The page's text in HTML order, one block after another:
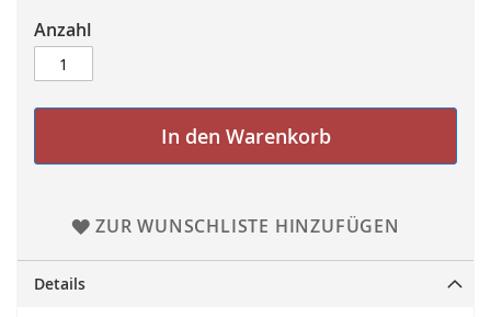
Anzahl
In den Warenkorb
ZUR WUNSCHLISTE HINZUFÜGEN
Details